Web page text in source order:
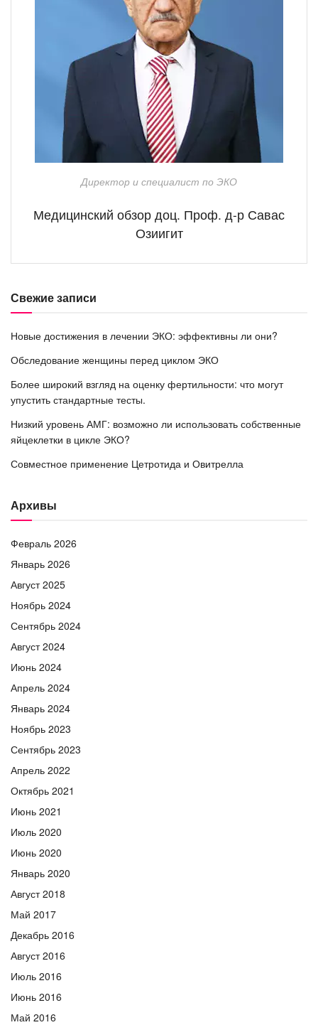
Директор и специалист по ЭКО
Медицинский обзор доц. Проф. д-р Савас
Озиигит
Свежие записи
Новые достижения в лечении ЭКО: эффективны ли они?
Обследование женщины перед циклом ЭКО
Более широкий взгляд на оценку фертильности: что могут
упустить стандартные тесты.
Низкий уровень АМГ: возможно ли использовать собственные
яйцеклетки в цикле ЭКО?
Совместное применение Цетротида и Овитрелла
Архивы
Февраль 2026
Январь 2026
Август 2025
Ноябрь 2024
Сентябрь 2024
Август 2024
Июнь 2024
Апрель 2024
Январь 2024
Ноябрь 2023
Сентябрь 2023
Апрель 2022
Октябрь 2021
Июнь 2021
Июль 2020
Июнь 2020
Январь 2020
Август 2018
Май 2017
Декабрь 2016
Август 2016
Июль 2016
Июнь 2016
Май 2016